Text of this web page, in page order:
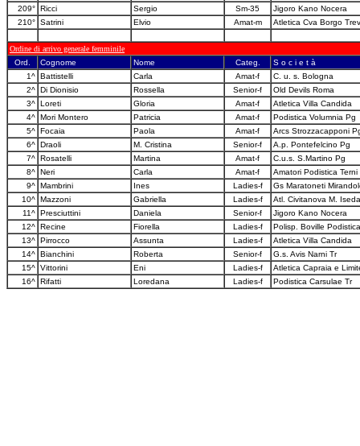
209° Ricci Sergio Sm-35
Jigoro Kano Nocera
210° Satrini Elvio Amat-m Atletica Cva Borgo
Ordine di arrivo generale femminile
Ord.
Cognome Nome Categ.
S o c i e t à
1^ Battistelli Carla Amat-f
C. u. s. Bologna
2^ Di Dionisio Rossella Senior-f
Old Devils Roma
3^ Loreti Gloria Amat-f
Atletica Villa Candida
4^ Mori Montero Patricia Amat-f
Podistica Volumnia Pg
5^ Focaia Paola Amat-f
Arcs Strozzacapponi
6^ Draoli M. Cristina Senior-f
A.p. Pontefelcino Pg
7^ Rosatelli Martina Amat-f
C.u.s. S.Martino Pg
8^ Neri Carla Amat-f
Amatori Podistica Terni
9^ Mambrini Ines Ladies-f
Gs Maratoneti
10^ Mazzoni Gabriella Ladies-f
Atl. Civitanova M. Iseda
11^ Presciuttini Daniela Senior-f
Jigoro Kano Nocera
12^ Recine Fiorella Ladies-f
Polisp. Boville Podistica
13^ Pirrocco Assunta Ladies-f
Atletica Villa Candida
14^ Bianchini Roberta Senior-f
G.s. Avis Narni Tr
15^ Vittorini Eni Ladies-f
Atletica Capraia e
16^ Rifatti Loredana Ladies-f Podistica Carsulae Tr